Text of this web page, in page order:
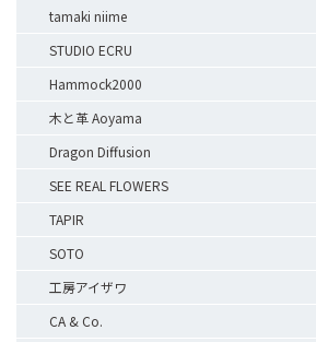
tamaki niime
STUDIO ECRU
Hammock2000
木と革 Aoyama
Dragon Diffusion
SEE REAL FLOWERS
TAPIR
SOTO
工房アイザワ
CA & Co.